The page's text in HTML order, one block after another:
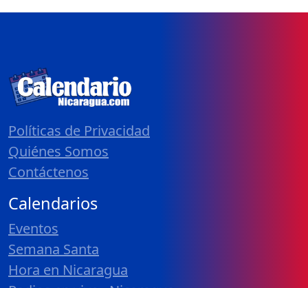
Políticas de Privacidad
Quiénes Somos
Contáctenos
Calendarios
Eventos
Semana Santa
Hora en Nicaragua